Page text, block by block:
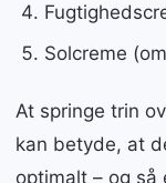
Solcreme
At springe trin
kan betyde, at
optimalt – og så